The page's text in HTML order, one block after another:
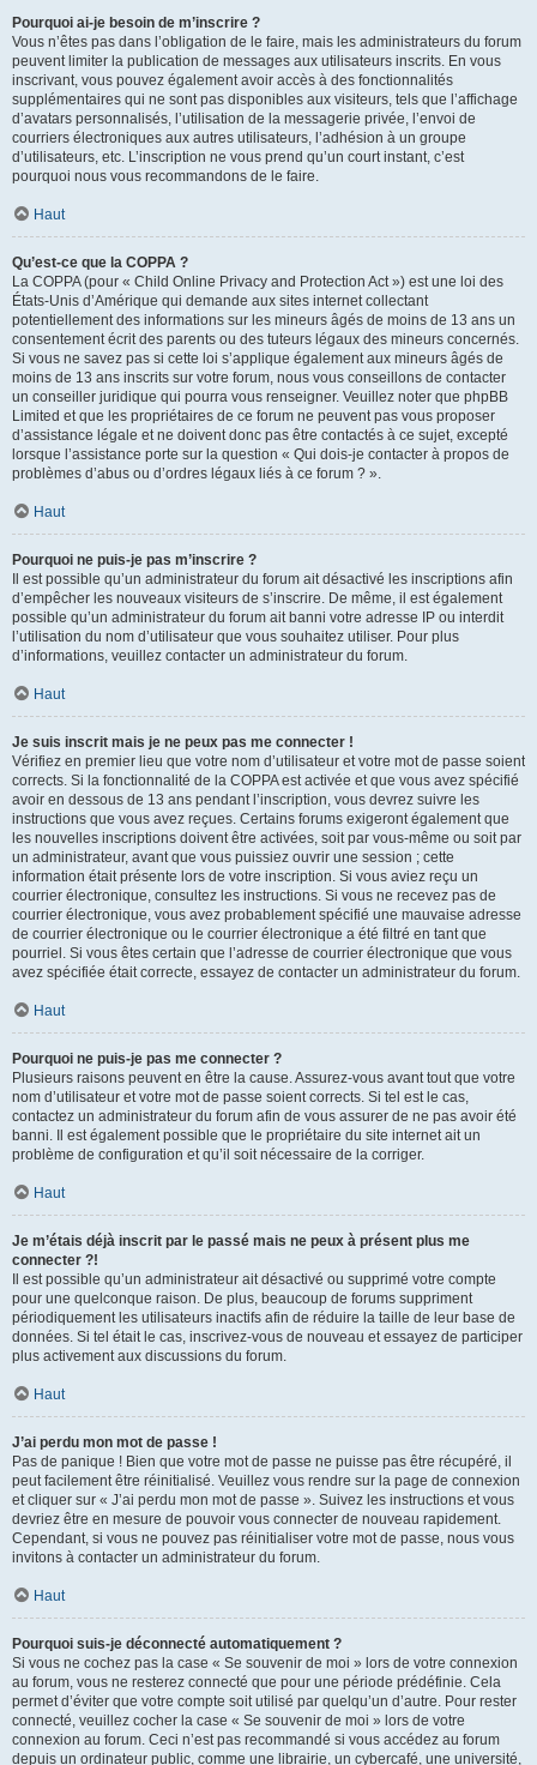
Pourquoi ai-je besoin de m’inscrire ?
Vous n’êtes pas dans l’obligation de le faire, mais les administrateurs du forum
peuvent limiter la publication de messages aux utilisateurs inscrits. En vous
inscrivant, vous pouvez également avoir accès à des fonctionnalités
supplémentaires qui ne sont pas disponibles aux visiteurs, tels que l’affichage
d’avatars personnalisés, l’utilisation de la messagerie privée, l’envoi de
courriers électroniques aux autres utilisateurs, l’adhésion à un groupe
d’utilisateurs, etc. L’inscription ne vous prend qu’un court instant, c’est
pourquoi nous vous recommandons de le faire.
Haut
Qu’est-ce que la COPPA ?
La COPPA (pour « Child Online Privacy and Protection Act ») est une loi des
États-Unis d’Amérique qui demande aux sites internet collectant
potentiellement des informations sur les mineurs âgés de moins de 13 ans un
consentement écrit des parents ou des tuteurs légaux des mineurs concernés.
Si vous ne savez pas si cette loi s’applique également aux mineurs âgés de
moins de 13 ans inscrits sur votre forum, nous vous conseillons de contacter
un conseiller juridique qui pourra vous renseigner. Veuillez noter que phpBB
Limited et que les propriétaires de ce forum ne peuvent pas vous proposer
d’assistance légale et ne doivent donc pas être contactés à ce sujet, excepté
lorsque l’assistance porte sur la question « Qui dois-je contacter à propos de
problèmes d’abus ou d’ordres légaux liés à ce forum ? ».
Haut
Pourquoi ne puis-je pas m’inscrire ?
Il est possible qu’un administrateur du forum ait désactivé les inscriptions afin
d’empêcher les nouveaux visiteurs de s’inscrire. De même, il est également
possible qu’un administrateur du forum ait banni votre adresse IP ou interdit
l’utilisation du nom d’utilisateur que vous souhaitez utiliser. Pour plus
d’informations, veuillez contacter un administrateur du forum.
Haut
Je suis inscrit mais je ne peux pas me connecter !
Vérifiez en premier lieu que votre nom d’utilisateur et votre mot de passe soient
corrects. Si la fonctionnalité de la COPPA est activée et que vous avez spécifié
avoir en dessous de 13 ans pendant l’inscription, vous devrez suivre les
instructions que vous avez reçues. Certains forums exigeront également que
les nouvelles inscriptions doivent être activées, soit par vous-même ou soit par
un administrateur, avant que vous puissiez ouvrir une session ; cette
information était présente lors de votre inscription. Si vous aviez reçu un
courrier électronique, consultez les instructions. Si vous ne recevez pas de
courrier électronique, vous avez probablement spécifié une mauvaise adresse
de courrier électronique ou le courrier électronique a été filtré en tant que
pourriel. Si vous êtes certain que l’adresse de courrier électronique que vous
avez spécifiée était correcte, essayez de contacter un administrateur du forum.
Haut
Pourquoi ne puis-je pas me connecter ?
Plusieurs raisons peuvent en être la cause. Assurez-vous avant tout que votre
nom d’utilisateur et votre mot de passe soient corrects. Si tel est le cas,
contactez un administrateur du forum afin de vous assurer de ne pas avoir été
banni. Il est également possible que le propriétaire du site internet ait un
problème de configuration et qu’il soit nécessaire de la corriger.
Haut
Je m’étais déjà inscrit par le passé mais ne peux à présent plus me
connecter ?!
Il est possible qu’un administrateur ait désactivé ou supprimé votre compte
pour une quelconque raison. De plus, beaucoup de forums suppriment
périodiquement les utilisateurs inactifs afin de réduire la taille de leur base de
données. Si tel était le cas, inscrivez-vous de nouveau et essayez de participer
plus activement aux discussions du forum.
Haut
J’ai perdu mon mot de passe !
Pas de panique ! Bien que votre mot de passe ne puisse pas être récupéré, il
peut facilement être réinitialisé. Veuillez vous rendre sur la page de connexion
et cliquer sur « J’ai perdu mon mot de passe ». Suivez les instructions et vous
devriez être en mesure de pouvoir vous connecter de nouveau rapidement.
Cependant, si vous ne pouvez pas réinitialiser votre mot de passe, nous vous
invitons à contacter un administrateur du forum.
Haut
Pourquoi suis-je déconnecté automatiquement ?
Si vous ne cochez pas la case « Se souvenir de moi » lors de votre connexion
au forum, vous ne resterez connecté que pour une période prédéfinie. Cela
permet d’éviter que votre compte soit utilisé par quelqu’un d’autre. Pour rester
connecté, veuillez cocher la case « Se souvenir de moi » lors de votre
connexion au forum. Ceci n’est pas recommandé si vous accédez au forum
depuis un ordinateur public, comme une librairie, un cybercafé, une université,